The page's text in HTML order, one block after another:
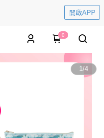
開啟APP
0
1/4